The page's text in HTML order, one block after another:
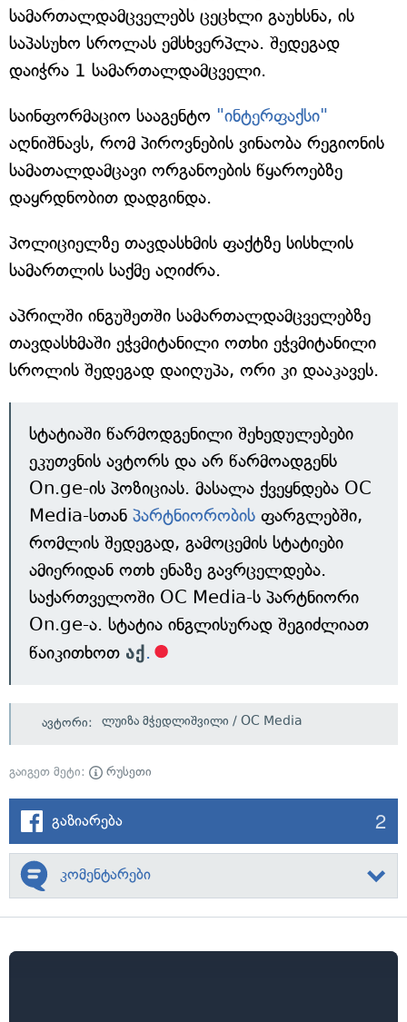
სამართალდამცველებს ცეცხლი გაუხსნა, ის
საპასუხო სროლას ემსხვერპლა. შედეგად
დაიჭრა 1 სამართალდამცველი.
საინფორმაციო სააგენტო "ინტერფაქსი"
აღნიშნავს, რომ პიროვნების ვინაობა რეგიონის
სამათალდამცავი ორგანოების წყაროებზე
დაყრდნობით დადგინდა.
პოლიციელზე თავდასხმის ფაქტზე სისხლის
სამართლის საქმე აღიძრა.
აპრილში ინგუშეთში სამართალდამცველებზე
თავდასხმაში ეჭვმიტანილი ოთხი ეჭვმიტანილი
სროლის შედეგად დაიღუპა, ორი კი დააკავეს.
სტატიაში წარმოდგენილი შეხედულებები
ეკუთვნის ავტორს და არ წარმოადგენს
On.ge-ის პოზიციას. მასალა ქვეყნდება OC
Media-სთან პარტნიორობის ფარგლებში,
რომლის შედეგად, გამოცემის სტატიები
ამიერიდან ოთხ ენაზე გავრცელდება.
საქართველოში OC Media-ს პარტნიორი
On.ge-ა. სტატია ინგლისურად შეგიძლიათ
წაიკითხოთ აქ .
ავტორი: ლუიზა მჭედლიშვილი / OC Media
გაიგეთ მეტი: რუსეთი
გაზიარება 2
კომენტარები